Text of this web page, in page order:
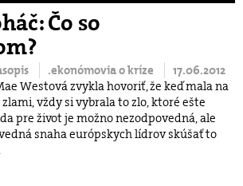
Čo so
.ekonómovia o kríze
17.06.2012
Westová zvykla hovoriť, že keď mala na
vždy si vybrala to zlo, ktoré ešte
pre život je možno nezodpovedná, ale
snaha európskych lídrov skúšať to